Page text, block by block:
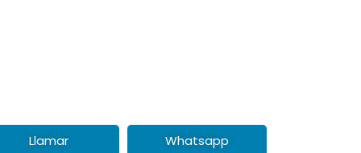
Llamar Whatsapp